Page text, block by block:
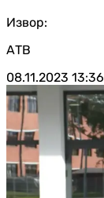
Извор:
АТВ
08.11.2023 13:36